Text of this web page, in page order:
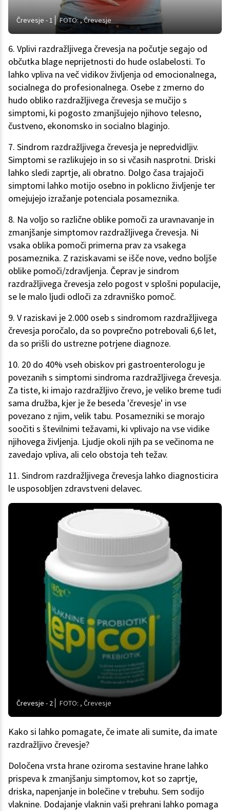
Črevesje - 1 FOTO: , Črevesje
6. Vplivi razdražljivega črevesja na počutje segajo od
občutka blage neprijetnosti do hude oslabelosti. To
lahko vpliva na več vidikov življenja od emocionalnega,
socialnega do profesionalnega. Osebe z zmerno do
hudo obliko razdražljivega črevesja se mučijo s
simptomi, ki pogosto zmanjšujejo njihovo telesno,
čustveno, ekonomsko in socialno blaginjo.
7. Sindrom razdražljivega črevesja je nepredvidljiv.
Simptomi se razlikujejo in so si včasih nasprotni. Driski
lahko sledi zaprtje, ali obratno. Dolgo časa trajajoči
simptomi lahko motijo osebno in poklicno življenje ter
omejujejo izražanje potenciala posameznika.
8. Na voljo so različne oblike pomoči za uravnavanje in
zmanjšanje simptomov razdražljivega črevesja. Ni
vsaka oblika pomoči primerna prav za vsakega
posameznika. Z raziskavami se išče nove, vedno boljše
oblike pomoči/zdravljenja. Čeprav je sindrom
razdražljivega črevesja zelo pogost v splošni populacije,
se le malo ljudi odloči za zdravniško pomoč.
9. V raziskavi je 2.000 oseb s sindromom razdražljivega
črevesja poročalo, da so povprečno potrebovali 6,6 let,
da so prišli do ustrezne potrjene diagnoze.
10. 20 do 40% vseh obiskov pri gastroenterologu je
povezanih s simptomi sindroma razdražljivega črevesja.
Za tiste, ki imajo razdražljivo črevo, je veliko breme tudi
sama družba, kjer je že beseda 'črevesje' in vse
povezano z njim, velik tabu. Posamezniki se morajo
soočiti s številnimi težavami, ki vplivajo na vse vidike
njihovega življenja. Ljudje okoli njih pa se večinoma ne
zavedajo vpliva, ali celo obstoja teh težav.
11. Sindrom razdražljivega črevesja lahko diagnosticira
le usposobljen zdravstveni delavec.
Črevesje - 2 FOTO: , Črevesje
Kako si lahko pomagate, če imate ali sumite, da imate
razdražljivo črevesje?
Določena vrsta hrane oziroma sestavine hrane lahko
prispeva k zmanjšanju simptomov, kot so zaprtje,
driska, napenjanje in bolečine v trebuhu. Sem sodijo
vlaknine. Dodajanje vlaknin vaši prehrani lahko pomaga